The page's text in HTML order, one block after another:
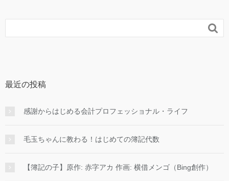

最近の投稿
感謝からはじめる会計プロフェッショナル・ライフ
毛玉ちゃんに教わる！はじめての簿記代数
【簿記の子】原作: 赤字アカ 作画: 横借メンゴ（Bing創作）